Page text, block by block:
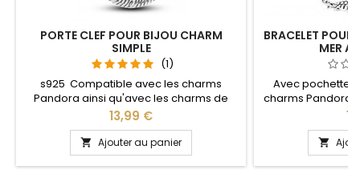
PORTE CLEF POUR BIJOU CHARM
SIMPLE
(1)
s925 Compatible avec les charms
Pandora ainsi qu'avec les charms de
notre site idéal pour : Noël, Saint Valentin,
anniversaire, anniversaire de mariage
L'ouverture pour les charms se fait au
niveau de la boule
Prix
13,99 €
 Ajouter au panier
BRACELET
MER
Avec pochette
charms Pandora
notre site idéal
anniversaire,
Plusieurs tailles
cm Pour la
2cm en
